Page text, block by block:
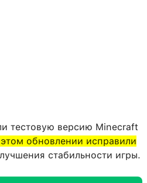
тестовую версию Minecraft
обновлении исправили
стабильности игры.